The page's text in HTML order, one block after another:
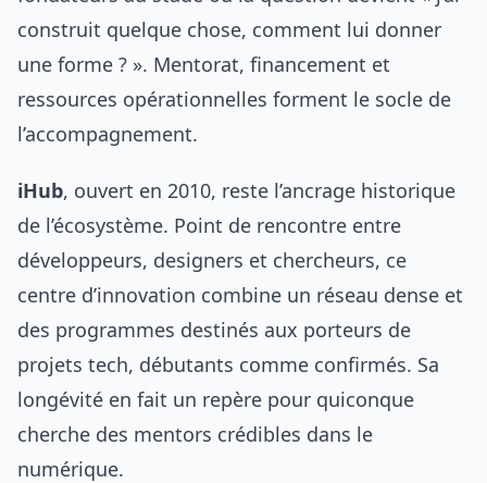
construit quelque chose, comment lui donner
une forme ? ». Mentorat, financement et
ressources opérationnelles forment le socle de
l’accompagnement.
iHub, ouvert en 2010, reste l’ancrage historique
de l’écosystème. Point de rencontre entre
développeurs, designers et chercheurs, ce
centre d’innovation combine un réseau dense et
des programmes destinés aux porteurs de
projets tech, débutants comme confirmés. Sa
longévité en fait un repère pour quiconque
cherche des mentors crédibles dans le
numérique.